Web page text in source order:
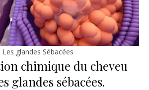
Les glandes Sébacées
chimique du cheveu
glandes sébacées.